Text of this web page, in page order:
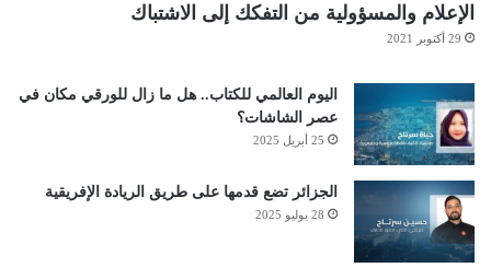
الإعلام والمسؤولية من التفكك إلى الاشتباك
29 أكتوبر 2021
اليوم العالمي للكتاب.. هل ما زال للورقي مكان في
عصر الشاشات؟
25 أبريل 2025
الجزائر تضع قدمها على طريق الريادة الإفريقية
28 يوليو 2025